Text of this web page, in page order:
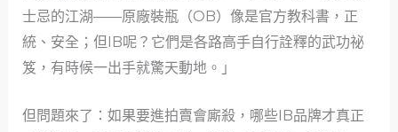
士忌的江湖——原廠裝瓶（OB）像是官方教科書，正
統、安全；但IB呢？它們是各路高手自行詮釋的武功祕
笈，有時候一出手就驚天動地。」
但問題來了：如果要進拍賣會廝殺，哪些IB品牌才真正